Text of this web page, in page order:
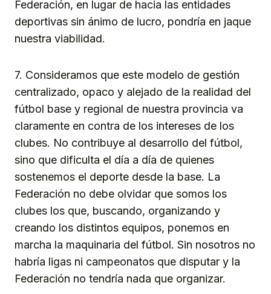
Federación, en lugar de hacia las entidades
deportivas sin ánimo de lucro, pondría en jaque
nuestra viabilidad.
7. Consideramos que este modelo de gestión
centralizado, opaco y alejado de la realidad del
fútbol base y regional de nuestra provincia va
claramente en contra de los intereses de los
clubes. No contribuye al desarrollo del fútbol,
sino que dificulta el día a día de quienes
sostenemos el deporte desde la base. La
Federación no debe olvidar que somos los
clubes los que, buscando, organizando y
creando los distintos equipos, ponemos en
marcha la maquinaria del fútbol. Sin nosotros no
habría ligas ni campeonatos que disputar y la
Federación no tendría nada que organizar.